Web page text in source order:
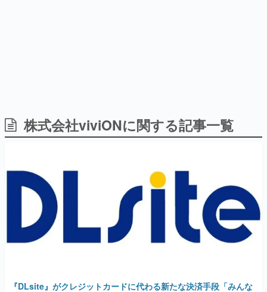
日本のモバイルゲーム史における主要なトピック・タイト
ルを網羅するほか、開発者へのインタビューや識者による
解説を掲載。約20年の歴史が一望できる決定版！
一先生によるゲーム業界レポートマンガです。
なんでゲームは面白い？
ゲーム開発者・hamatsu氏がゲームの魅力を画面や操作の
具体的な形から解き明かしていく、硬派で骨太な評論連載
です。
『DLsite』がクレジットカードに代わる新たな決済手段「みんな
「viviON ID」を連携することで利用可能に